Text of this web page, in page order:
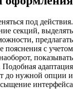
меняться под
секций,
возможности,
пояснения с
или, наоборот,
Подобная
маршрут до нужной
перенасыщение